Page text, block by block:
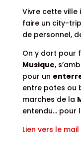
Vivre cette ville
faire un city-
de personnel,
On y dort pour
Musique,
pour un
entre potes ou
marches de la
entendu… pour
Lien vers le